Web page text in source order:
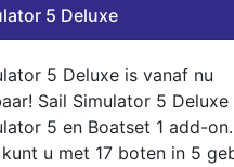
5 Deluxe
5 Deluxe is vanaf nu
Sail Simulator 5
5 en Boatset 1 add-on.
u met 17 boten in 5